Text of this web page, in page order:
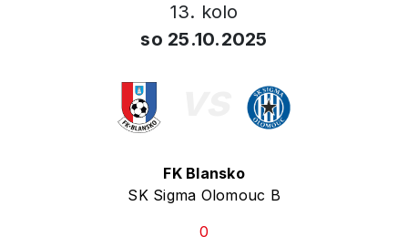
13. kolo
so 25.10.2025
FK Blansko
SK Sigma Olomouc B
0